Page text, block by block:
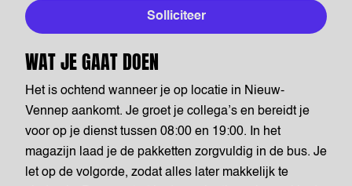
Solliciteer
WAT JE GAAT DOEN
Het is ochtend wanneer je op locatie in Nieuw-
Vennep aankomt. Je groet je collega’s en bereidt je
voor op je dienst tussen 08:00 en 19:00. In het
magazijn laad je de pakketten zorgvuldig in de bus. Je
let op de volgorde, zodat alles later makkelijk te